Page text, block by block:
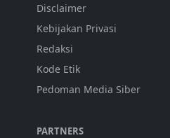
Disclaimer
Kebijakan Privasi
Redaksi
Kode Etik
Pedoman Media Siber
PARTNERS